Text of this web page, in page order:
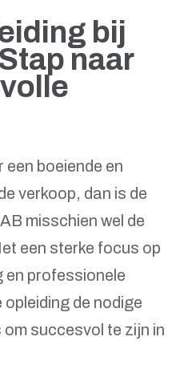
bij
naar
een boeiende en
verkoop, dan is de
misschien wel de
een sterke focus op
en professionele
de nodige
succesvol te zijn in